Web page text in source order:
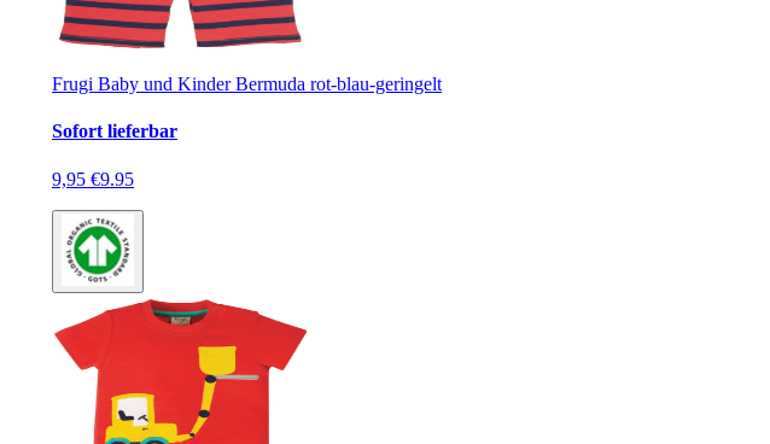
Frugi Baby und Kinder Bermuda rot-blau-geringelt
Sofort lieferbar
9,95 €9.95